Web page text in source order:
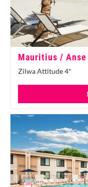
Mauritius / Anse
Zilwa Attitude 4*